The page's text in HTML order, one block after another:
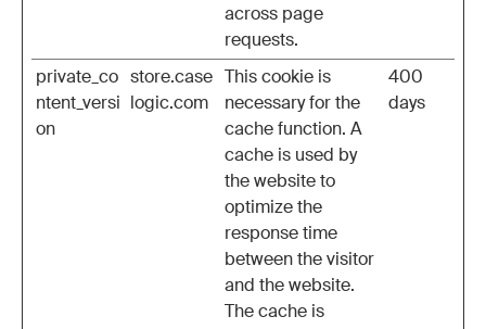
across page
requests.
private_co
ntent_versi
on
store.case
logic.com
This cookie is
necessary for the
cache function. A
cache is used by
the website to
optimize the
response time
between the visitor
and the website.
The cache is
400
days